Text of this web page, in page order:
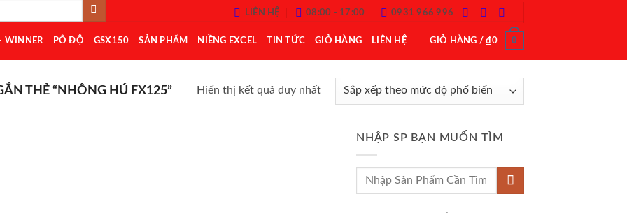
LIÊN HỆ 08:00 - 17:00 0931 966 996
WINNER PÔ ĐỘ GSX150 SẢN PHẨM NIỀNG EXCEL TIN TỨC GIỎ HÀNG LIÊN HỆ GIỎ HÀNG /₫0 0
THẺ “NHÔNG HÚ FX125” Hiển thị kết quả duy nhất
NHẬP SP BẠN MUỐN TÌM
Tìm